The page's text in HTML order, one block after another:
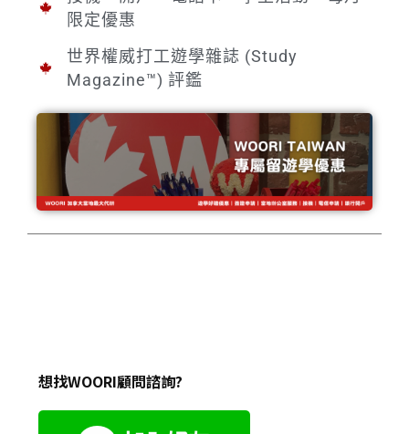
限定優惠
世界權威打工遊學雜誌 (Study
Magazine™) 評鑑
想找WOORI顧問諮詢?